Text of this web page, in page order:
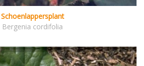
Schoenlappersplant
Bergenia cordifolia